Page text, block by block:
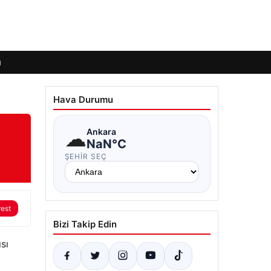
Hava Durumu
☁Ankara
NaN°C
ŞEHIR SEÇ
Bizi Takip Edin